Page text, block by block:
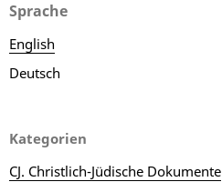
Sprache
English
Deutsch
Kategorien
CJ. Christlich-Jüdische Dokumente